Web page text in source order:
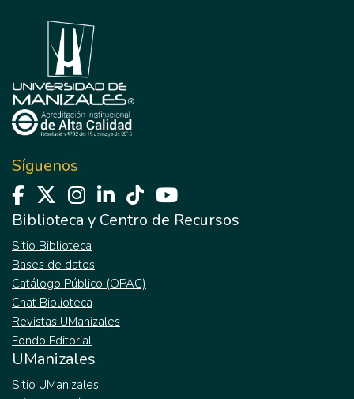
Síguenos
Biblioteca y Centro de Recursos
Sitio Biblioteca
Bases de datos
Catálogo Público (OPAC)
Chat Biblioteca
Revistas UManizales
Fondo Editorial
UManizales
Sitio UManizales